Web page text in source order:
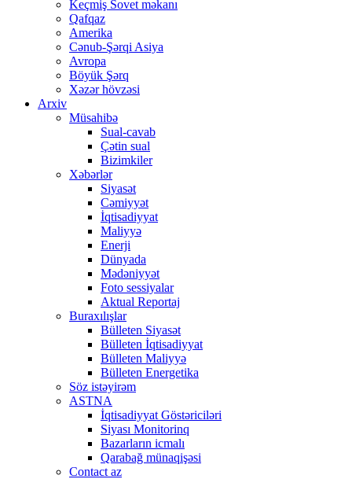
Keçmiş Sovet məkanı
Qafqaz
Amerika
Cənub-Şərqi Asiya
Avropa
Böyük Şərq
Xəzər hövzəsi
Arxiv
Müsahibə
Sual-cavab
Çətin sual
Bizimkiler
Xəbərlər
Siyasət
Cəmiyyət
İqtisadiyyat
Maliyyə
Enerji
Dünyada
Mədəniyyət
Foto sessiyalar
Aktual Reportaj
Buraxılışlar
Bülleten Siyasət
Bülleten İqtisadiyyat
Bülleten Maliyyə
Bülleten Energetika
Söz istəyirəm
ASTNA
İqtisadiyyat Göstəriciləri
Siyası Monitorinq
Bazarların icmalı
Qarabağ münaqişəsi
Contact az